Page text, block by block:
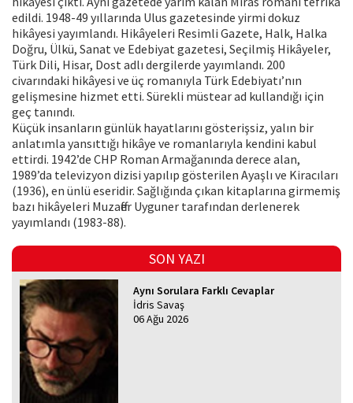
edildi. 1948-49 yıllarında Ulus gazetesinde yirmi dokuz
hikâyesi yayımlandı. Hikâyeleri Resimli Gazete, Halk, Halka
Doğru, Ülkü, Sanat ve Edebiyat gazetesi, Seçilmiş Hikâyeler,
Türk Dili, Hisar, Dost adlı dergilerde yayımlandı. 200
civarındaki hikâyesi ve üç romanıyla Türk Edebiyatı’nın
gelişmesine hizmet etti. Sürekli müstear ad kullandığı için
geç tanındı.
Küçük insanların günlük hayatlarını gösterişsiz, yalın bir
anlatımla yansıttığı hikâye ve romanlarıyla kendini kabul
ettirdi. 1942’de CHP Roman Armağanında derece alan,
1989’da televizyon dizisi yapılıp gösterilen Ayaşlı ve Kiracıları
(1936), en ünlü eseridir. Sağlığında çıkan kitaplarına girmemiş
bazı hikâyeleri Muzaffer Uyguner tarafından derlenerek
yayımlandı (1983-88).
SON YAZI
Aynı Sorulara Farklı Cevaplar
İdris Savaş
06 Ağu 2026